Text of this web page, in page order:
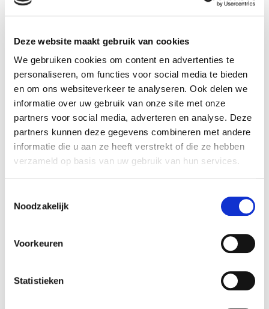
Deze website maakt gebruik van cookies
We gebruiken cookies om content en advertenties te
personaliseren, om functies voor social media te bieden
en om ons websiteverkeer te analyseren. Ook delen we
informatie over uw gebruik van onze site met onze
partners voor social media, adverteren en analyse. Deze
partners kunnen deze gegevens combineren met andere
informatie die u aan ze heeft verstrekt of die ze hebben
verzameld op basis van uw gebruik van hun services.
Noodzakelijk
Voorkeuren
Statistieken
de draaiknoppen.
Product details
Betaalbaar met
Ecocheques:
Neen
Gewicht:
26,00 kg
Material:
Beton
Met wielen:
Nee
Ekeren